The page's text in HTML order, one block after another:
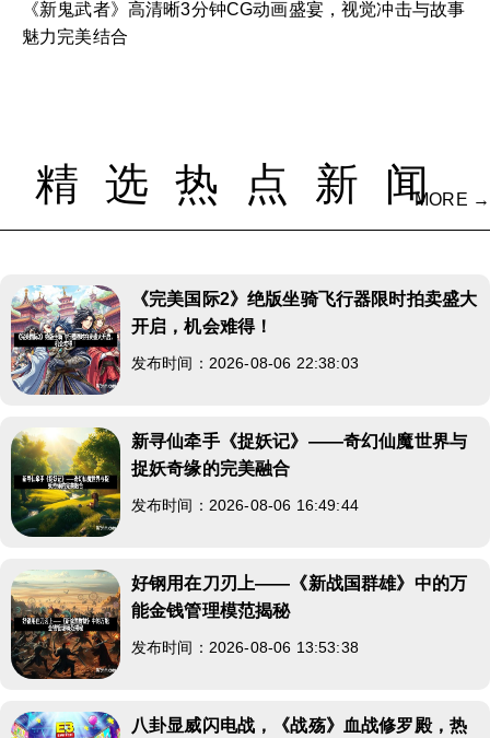
《新鬼武者》高清晰3分钟CG动画盛宴，视觉冲击与故事
魅力完美结合
精选热点新闻
MORE →
《完美国际2》绝版坐骑飞行器限时拍卖盛大
开启，机会难得！
发布时间：2026-08-06 22:38:03
新寻仙牵手《捉妖记》——奇幻仙魔世界与
捉妖奇缘的完美融合
发布时间：2026-08-06 16:49:44
好钢用在刀刃上——《新战国群雄》中的万
能金钱管理模范揭秘
发布时间：2026-08-06 13:53:38
八卦显威闪电战，《战殇》血战修罗殿，热